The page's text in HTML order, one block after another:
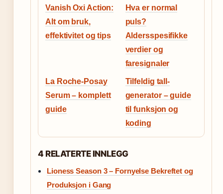
Vanish Oxi Action:
Alt om bruk,
effektivitet og tips
Hva er normal
puls?
Aldersspesifikke
verdier og
faresignaler
La Roche-Posay
Serum – komplett
guide
Tilfeldig tall-
generator – guide
til funksjon og
koding
4 RELATERTE INNLEGG
Lioness Season 3 – Fornyelse Bekreftet og
Produksjon i Gang